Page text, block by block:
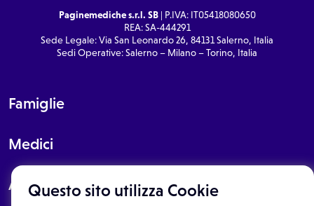
Questo sito utilizza Cookie
Paginemediche s.r.l. SB| P.IVA: IT05418080650
REA: SA-444291
Sede Legale: Via San Leonardo 26, 84131 Salerno, Italia
Sedi Operative: Salerno – Milano – Torino, Italia
Famiglie
Medici
About